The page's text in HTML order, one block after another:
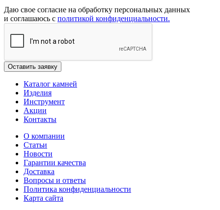
Даю свое согласие на обработку персональных данных
и соглашаюсь с политикой конфиденциальности.
Каталог камней
Изделия
Инструмент
Акции
Контакты
О компании
Статьи
Новости
Гарантии качества
Доставка
Вопросы и ответы
Политика конфиденциальности
Карта сайта